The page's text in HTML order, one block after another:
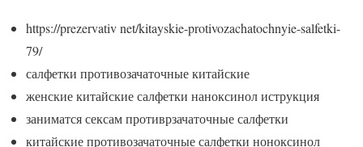
https://prezervativ net/kitayskie-protivozachatochnyie-salfetki-
79/
салфетки противозачаточные китайские
женские китайские салфетки наноксинол иструкция
заниматся сексам противрзачаточные салфетки
китайские противозачаточные салфетки ноноксинол